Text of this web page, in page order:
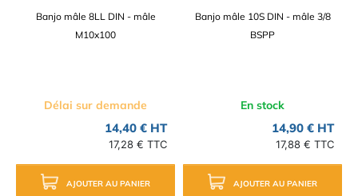
Banjo mâle 8LL DIN - mâle
M10x100
Délai sur demande
14,40 € HT
17,28 € TTC
AJOUTER AU PANIER
Banjo mâle 10S DIN - mâle 3/8
BSPP
En stock
14,90 € HT
17,88 € TTC
AJOUTER AU PANIER